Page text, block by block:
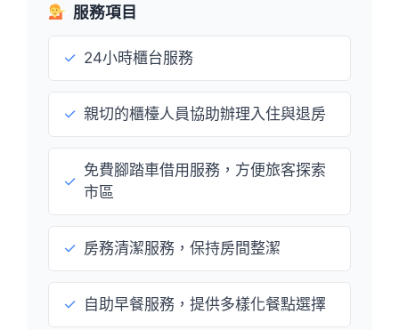
服務項目
✓ 24小時櫃台服務
✓ 親切的櫃檯人員協助辦理入住與退房
✓
免費腳踏車借用服務，方便旅客探索
市區
✓ 房務清潔服務，保持房間整潔
✓ 自助早餐服務，提供多樣化餐點選擇